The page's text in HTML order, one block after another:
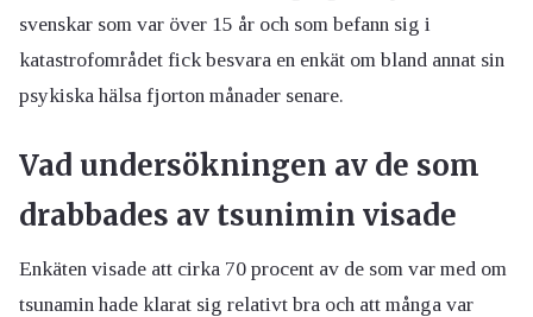
svenskar som var över 15 år och som befann sig i
katastrofområdet fick besvara en enkät om bland annat sin
psykiska hälsa fjorton månader senare.
Vad undersökningen av de som
drabbades av tsunimin visade
Enkäten visade att cirka 70 procent av de som var med om
tsunamin hade klarat sig relativt bra och att många var